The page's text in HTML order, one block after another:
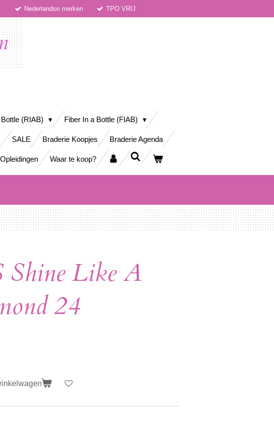
Nederlandse merken TPO VRIJ
(RIAB) Fiber In a Bottle (FIAB)
SALE Braderie Koopjes Braderie Agenda
Opleidingen Waar te koop?
Shine Like A
24